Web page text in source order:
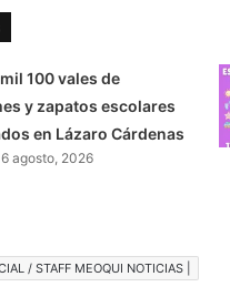
100 vales de
y zapatos escolares
en Lázaro Cárdenas
agosto, 2026
/ STAFF MEOQUI NOTICIAS |